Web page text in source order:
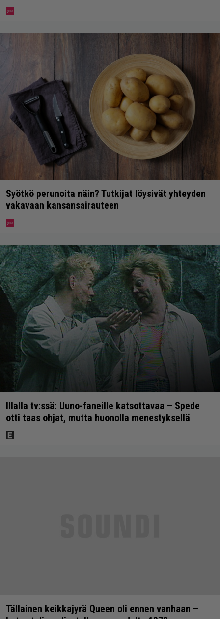
Syötkö perunoita näin? Tutkijat löysivät yhteyden
vakavaan kansansairauteen
Illalla tv:ssä: Uuno-faneille katsottavaa – Spede
otti taas ohjat, mutta huonolla menestyksellä
Tällainen keikkajyrä Queen oli ennen vanhaan –